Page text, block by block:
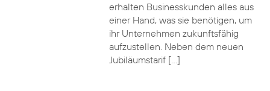
erhalten Businesskunden alles aus
einer Hand, was sie benötigen, um
ihr Unternehmen zukunftsfähig
aufzustellen. Neben dem neuen
Jubiläumstarif […]